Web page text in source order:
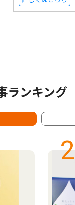
ランキング
2